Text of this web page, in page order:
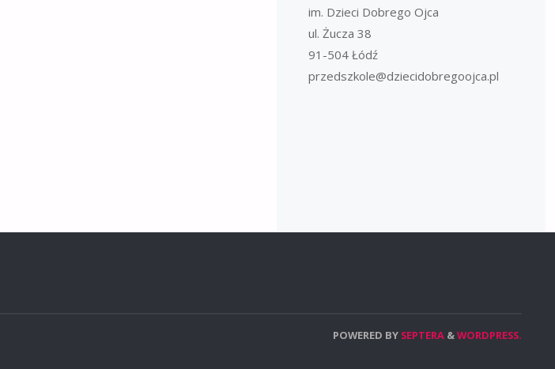
im. Dzieci Dobrego Ojca
ul. Żucza 38
91-504 Łódź
przedszkole@dziecidobregoojca.pl
POWERED BY SEPTERA &WORDPRESS.